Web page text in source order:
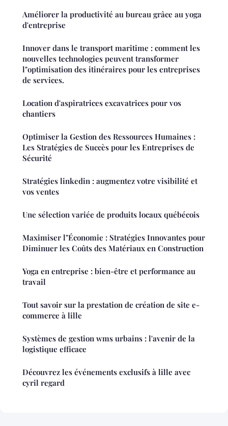
Améliorer la productivité au bureau grâce au yoga
d'entreprise
Innover dans le transport maritime : comment les
nouvelles technologies peuvent transformer
l"optimisation des itinéraires pour les entreprises
de services.
Location d'aspiratrices excavatrices pour vos
chantiers
Optimiser la Gestion des Ressources Humaines :
Les Stratégies de Succès pour les Entreprises de
Sécurité
Stratégies linkedin : augmentez votre visibilité et
vos ventes
Une sélection variée de produits locaux québécois
Maximiser l"Économie : Stratégies Innovantes pour
Diminuer les Coûts des Matériaux en Construction
Yoga en entreprise : bien-être et performance au
travail
Tout savoir sur la prestation de création de site e-
commerce à lille
Systèmes de gestion wms urbains : l'avenir de la
logistique efficace
Découvrez les événements exclusifs à lille avec
cyril regard